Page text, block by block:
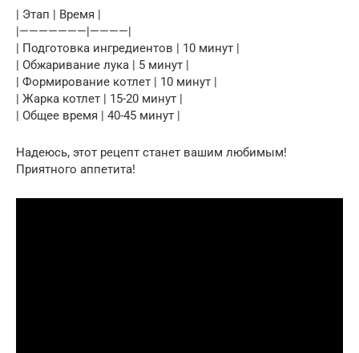
| Этап | Время |
|———————|————|
| Подготовка ингредиентов | 10 минут |
| Обжаривание лука | 5 минут |
| Формирование котлет | 10 минут |
| Жарка котлет | 15-20 минут |
| Общее время | 40-45 минут |
Надеюсь, этот рецепт станет вашим любимым!
Приятного аппетита!